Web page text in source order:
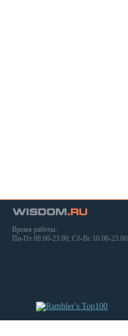
Время работы:
Пн-Пт 09.00-23.00; Сб-Вс 10.00-23.00